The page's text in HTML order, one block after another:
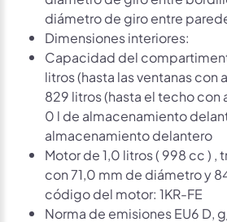
diámetro de giro entre
Dimensiones interiores:
Capacidad del
litros (hasta las ventanas con
829 litros (hasta el techo
0 l de almacenamiento
almacenamiento delantero
Motor de 1,0 litros ( 998 cc ) ,
con 71,0 mm de diámetro y
código del motor: 1KR-FE
Norma de emisiones EU6 D,